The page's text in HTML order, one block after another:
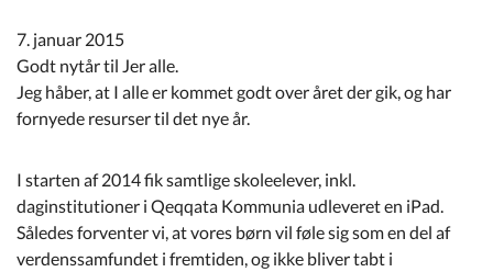
Selvbetjening
Kommuneplan
Om Kommunen
7. januar 2015
Godt nytår til Jer alle.
Jeg håber, at I alle er kommet godt over året der gik, og har
fornyede resurser til det nye år.
I starten af 2014 fik samtlige skoleelever, inkl.
daginstitutioner i Qeqqata Kommunia udleveret en iPad.
Således forventer vi, at vores børn vil føle sig som en del af
verdenssamfundet i fremtiden, og ikke bliver tabt i